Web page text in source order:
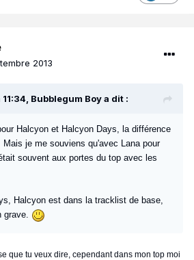
2013
Bubblegum Boy a dit :
Halcyon et Halcyon Days, la différence
je me souviens qu'avec Lana pour
souvent aux portes du top avec les
Halcyon est dans la tracklist de base,
grave.
que tu veux dire, cependant dans mon top moi